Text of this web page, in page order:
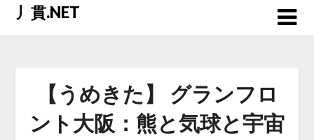
Skip丿貫.NET
【うめきた】 グランフロ
ント大阪：熊と気球と宇宙